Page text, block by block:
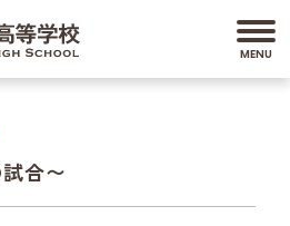
合〜